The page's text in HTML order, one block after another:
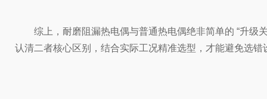
综上，耐磨阻漏热电偶与普通热电偶绝非简单的 “升级关
认清二者核心区别，结合实际工况精准选型，才能避免选